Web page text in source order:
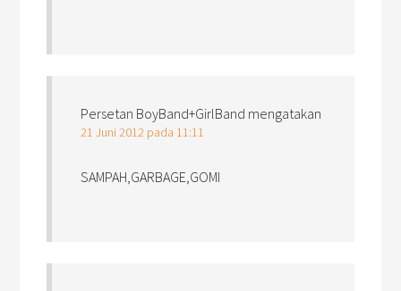
Persetan BoyBand+GirlBand mengatakan
21 Juni 2012 pada 11:11
SAMPAH,GARBAGE,GOMI